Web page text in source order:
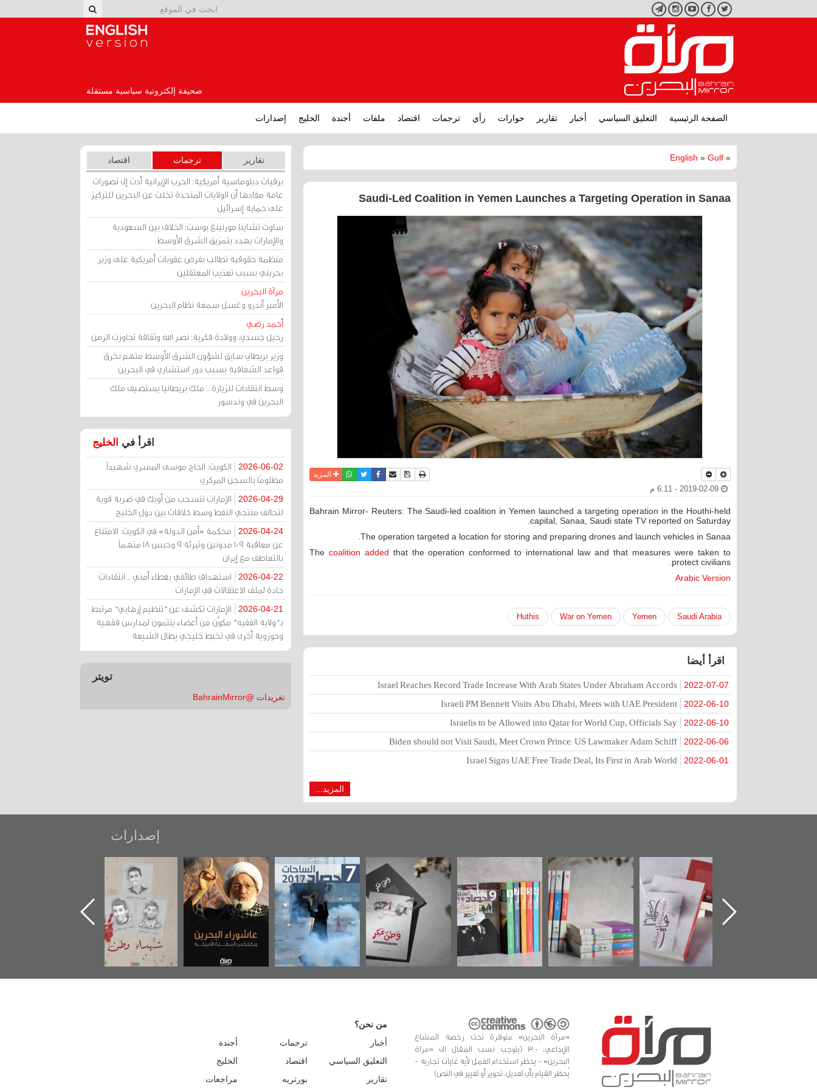
تويتر فيسبوكيوتيوبانستجرامتليجرام
صحيفة إلكترونية سياسية مستقلة
الصفحة الرئيسية التعليق السياسي أخبار تقارير حوارات رأي ترجمات اقتصاد ملفات أجندة الخليج إصدارات
»
English » Gulf
Saudi-Led Coalition in Yemen Launches a Targeting Operation in Sanaa
نسخة للطباعة
حفظ الموضوع
أرسل الى صديق
فيسبوكتويترواتسابالمزيد
Bahrain Mirror- Reuters: The Saudi-led coalition in Yemen launched a targeting operation in the Houthi-held
capital, Sanaa, Saudi state TV reported on Saturday.
The operation targeted a location for storing and preparing drones and launch vehicles in Sanaa.
The coalition added that the operation conformed to international law and that measures were taken to
protect civilians.
Arabic Version
Saudi Arabia
Yemen
War on Yemen
Huthis
اقرأ أيضا
2022-07-07
Israel Reaches Record Trade Increase With Arab States Under Abraham Accords
2022-06-10
Israeli PM Bennett Visits Abu Dhabi, Meets with UAE President
2022-06-10
Israelis to be Allowed into Qatar for World Cup, Officials Say
2022-06-06
Biden should not Visit Saudi, Meet Crown Prince: US Lawmaker Adam Schiff
2022-06-01
Israel Signs UAE Free Trade Deal, Its First in Arab World
المزيد...
تقارير ترجمات اقتصاد
برقيات دبلوماسية أمريكية: الحرب الإيرانية أدت إلى تصورات
عامة مفادها أن الولايات المتحدة تخلت عن البحرين للتركيز
على حماية إسرائيل
ساوث تشاينا مورنينغ بوست: الخلاف بين السعودية
والإمارات يهدد بتمزيق الشرق الأوسط
منظمة حقوقية تطالب بفرض عقوبات أمريكية على وزير
بحريني بسبب تعذيب المعتقلين
مرآة البحرين
الأمير أندرو وغسل سمعة نظام البحرين
أحمد رضي
رحيل جسدي، وولادة فكرية: نصر الله وثقافة تجاوزت الزمن
وزير بريطاني سابق لشؤون الشرق الأوسط متهم بخرق
قواعد الشفافية بسبب دور استشاري في البحرين
وسط انتقادات للزيارة .. ملك بريطانيا يستضيف ملك
البحرين في وندسور
اقرأ في الخليج
2026-06-02
الكويت: الحاج موسى المسري شهيداً
مظلومًا بالسجن المركزي
2026-04-29
الإمارات تنسحب من أوبك في ضربة قوية
لتحالف منتجي النفط وسط خلافات بين دول الخليج
2026-04-24
محكمة «أمن الدولة» في الكويت: الامتناع
عن معاقبة 109 مدونين وتبرئة 9 وحبس 18 متهماً
بالتعاطف مع إيران
2026-04-22
استهداف طائفي بغطاء أمني .. انتقادات
حادة لملف الاعتقالات في الإمارات
2026-04-21
الإمارات تكشف عن "تنظيم إرهابي" مرتبط
بـ"ولاية الفقيه" مكوّن من أعضاء ينتمون لمدارس فقهية
وحوزوية أخرى في تخبط خليجي يطال الشيعة
تويتر
تغريدات @BahrainMirror
إصدارات
السهلاوي في ذكراه
"حماة الباب الأخير":
الإصدار الأول عن
اعتصام الدراز
وأحداث ساحة
الفداء لمركز أوال
للدراسات والتوثيق
تصنيف موضوعي
للوثائق البريطانية
يقدمه «مركز أوال»
في سلسلة من 5
كتب
تصدر حصاد
الساحات 2019
«وطن عكر» رواية
جديدة لمعتقل
عسكري تصدر عن
«مرآة البحرين»
حصاد 2017
عاشوراء البحرين...
ويكيليكس السفارة
الأمريكية
شهداء وطن
«مرآة البحرين» متوفرة تحت رخصة المشاع
الإبداعي، 3.0 (يتوجب نسب المقال الى «مراة
البحرين» - يحظر استخدام العمل لأية غايات تجارية -
يُحظر القيام بأي تعديل، تحوير أو تغيير في النص)
من نحن؟
أخبار
التعليق السياسي
تقارير
ترجمات
اقتصاد
بورتريه
أجندة
الخليج
مراجعات